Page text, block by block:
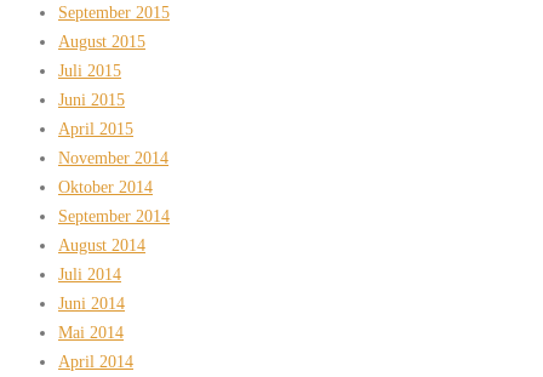
September 2015
August 2015
Juli 2015
Juni 2015
April 2015
November 2014
Oktober 2014
September 2014
August 2014
Juli 2014
Juni 2014
Mai 2014
April 2014